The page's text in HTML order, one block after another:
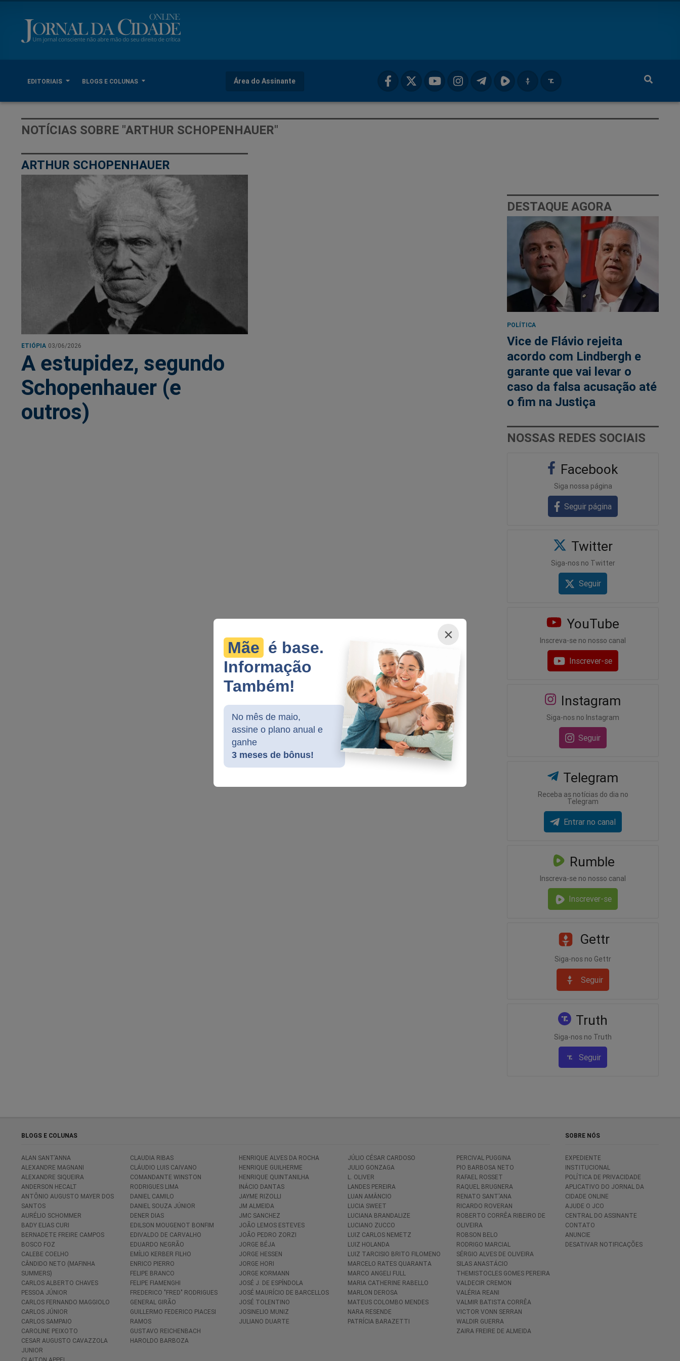
EDITORIAIS BLOGS E COLUNAS Área do Assinante
×
Mãe é base.
Informação
Também!
No mês de maio,
assine o plano anual e
ganhe
3 meses de bônus!
NOTÍCIAS SOBRE "ARTHUR SCHOPENHAUER"
ARTHUR SCHOPENHAUER
ETIÓPIA 03/06/2026
A estupidez, segundo
Schopenhauer (e
outros)
DESTAQUE AGORA
POLÍTICA
Vice de Flávio rejeita
acordo com Lindbergh e
garante que vai levar o
caso da falsa acusação até
o fim na Justiça
NOSSAS REDES SOCIAIS
Facebook
Siga nossa página
Seguir página
Twitter
Siga-nos no Twitter
Seguir
YouTube
Inscreva-se no nosso canal
Inscrever-se
Instagram
Siga-nos no Instagram
Seguir
Telegram
Receba as notícias do dia no
Telegram
Entrar no canal
Rumble
Inscreva-se no nosso canal
Inscrever-se
Gettr
Siga-nos no Gettr
Seguir
Truth
Siga-nos no Truth
Seguir
BLOGS E COLUNAS
ALAN SANT’ANNA
ALEXANDRE MAGNANI
ALEXANDRE SIQUEIRA
ANDERSON HECALT
ANTÔNIO AUGUSTO MAYER DOS
SANTOS
AURÉLIO SCHOMMER
BADY ELIAS CURI
BERNADETE FREIRE CAMPOS
BOSCO FOZ
CALEBE COELHO
CÂNDIDO NETO (MAFINHA
SUMMERS)
CARLOS ALBERTO CHAVES
PESSOA JÚNIOR
CARLOS FERNANDO MAGGIOLO
CARLOS JÚNIOR
CARLOS SAMPAIO
CAROLINE PEIXOTO
CESAR AUGUSTO CAVAZZOLA
JUNIOR
CLAUDIA RIBAS
CLÁUDIO LUIS CAIVANO
COMANDANTE WINSTON
RODRIGUES LIMA
DANIEL CAMILO
DANIEL SOUZA JÚNIOR
DENER DIAS
EDILSON MOUGENOT BONFIM
EDIVALDO DE CARVALHO
EDUARDO NEGRÃO
EMÍLIO KERBER FILHO
ENRICO PIERRO
FELIPE BRANCO
FELIPE FIAMENGHI
FREDERICO "FRED" RODRIGUES
GENERAL GIRÃO
GUILLERMO FEDERICO PIACESI
RAMOS
GUSTAVO REICHENBACH
HAROLDO BARBOZA
HENRIQUE ALVES DA ROCHA
HENRIQUE GUILHERME
HENRIQUE QUINTANILHA
INÁCIO DANTAS
JAYME RIZOLLI
JM ALMEIDA
JMC SANCHEZ
JOÃO LEMOS ESTEVES
JOÃO PEDRO ZORZI
JORGE BÉJA
JORGE HESSEN
JORGE HORI
JORGE KORMANN
JOSÉ J. DE ESPÍNDOLA
JOSÉ MAURÍCIO DE BARCELLOS
JOSÉ TOLENTINO
JOSINELIO MUNIZ
JULIANO DUARTE
JÚLIO CÉSAR CARDOSO
JULIO GONZAGA
L. OLIVER
LANDES PEREIRA
LUAN AMÂNCIO
LUCIA SWEET
LUCIANA BRANDALIZE
LUCIANO ZUCCO
LUIZ CARLOS NEMETZ
LUIZ HOLANDA
LUIZ TARCISIO BRITO FILOMENO
MARCELO RATES QUARANTA
MARCO ANGELI FULL
MARIA CATHERINE RABELLO
MARLON DEROSA
MATEUS COLOMBO MENDES
NARA RESENDE
PATRÍCIA BARAZETTI
PERCIVAL PUGGINA
PIO BARBOSA NETO
RAFAEL ROSSET
RAQUEL BRUGNERA
RENATO SANT'ANA
RICARDO ROVERAN
ROBERTO CORRÊA RIBEIRO DE
OLIVEIRA
ROBSON BELO
RODRIGO MARCIAL
SÉRGIO ALVES DE OLIVEIRA
SILAS ANASTÁCIO
THEMISTOCLES GOMES PEREIRA
VALDECIR CREMON
VALÉRIA REANI
VALMIR BATISTA CORRÊA
VICTOR VONN SERRAN
WALDIR GUERRA
ZAIRA FREIRE DE ALMEIDA
SOBRE NÓS
EXPEDIENTE
INSTITUCIONAL
POLÍTICA DE PRIVACIDADE
APLICATIVO DO JORNAL DA
CIDADE ONLINE
AJUDE O JCO
CENTRAL DO ASSINANTE
CONTATO
ANUNCIE
DESATIVAR NOTIFICAÇÕES